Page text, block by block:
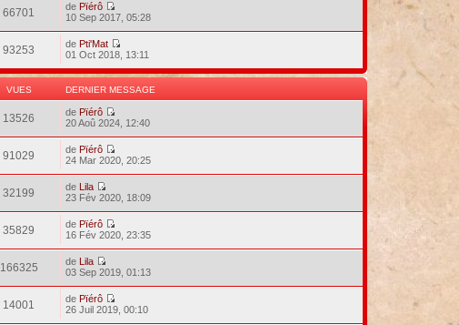
66701 de Pïérô
10 Sep 2017, 05:28
93253 de Pti'Mat
01 Oct 2018, 13:11
VUES DERNIER MESSAGE
13526 de Pïérô
20 Aoû 2024, 12:40
91029 de Pïérô
24 Mar 2020, 20:25
32199 de Lila
23 Fév 2020, 18:09
35829 de Pïérô
16 Fév 2020, 23:35
166325 de Lila
03 Sep 2019, 01:13
14001 de Pïérô
26 Juil 2019, 00:10